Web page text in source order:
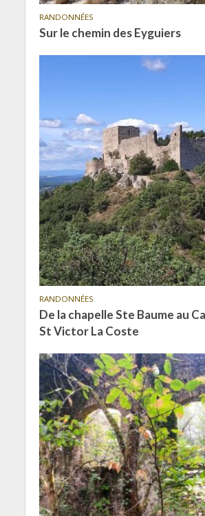
RANDONNÉES
Sur le chemin des Eyguiers
RANDONNÉES
De la chapelle Ste Baume au
St Victor La Coste